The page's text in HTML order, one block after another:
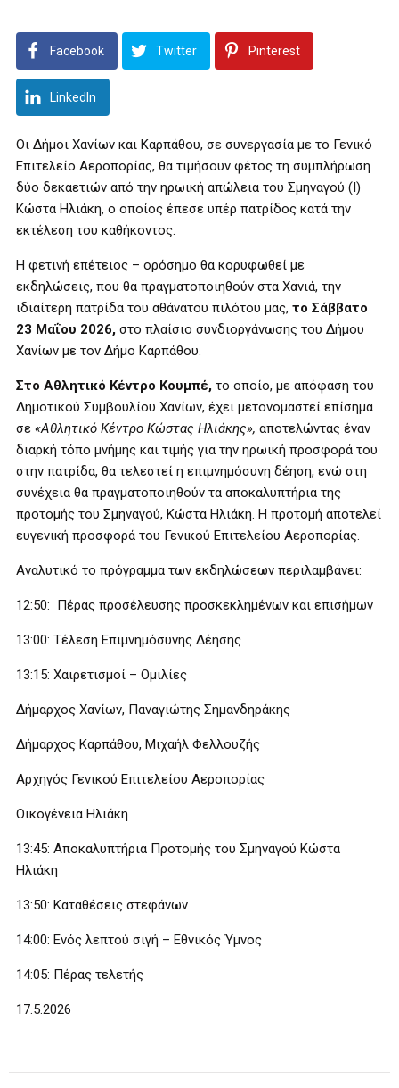
Facebook Twitter Pinterest
LinkedIn
Οι Δήμοι Χανίων και Καρπάθου, σε συνεργασία με το Γενικό
Επιτελείο Αεροπορίας, θα τιμήσουν φέτος τη συμπλήρωση
δύο δεκαετιών από την ηρωική απώλεια του Σμηναγού (Ι)
Κώστα Ηλιάκη, ο οποίος έπεσε υπέρ πατρίδος κατά την
εκτέλεση του καθήκοντος.
Η φετινή επέτειος – ορόσημο θα κορυφωθεί με
εκδηλώσεις, που θα πραγματοποιηθούν στα Χανιά, την
ιδιαίτερη πατρίδα του αθάνατου πιλότου μας, το Σάββατο
23 Μαΐου 2026, στο πλαίσιο συνδιοργάνωσης του Δήμου
Χανίων με τον Δήμο Καρπάθου.
Στο Αθλητικό Κέντρο Κουμπέ, το οποίο, με απόφαση του
Δημοτικού Συμβουλίου Χανίων, έχει μετονομαστεί επίσημα
σε «Αθλητικό Κέντρο Κώστας Ηλιάκης», αποτελώντας έναν
διαρκή τόπο μνήμης και τιμής για την ηρωική προσφορά του
στην πατρίδα, θα τελεστεί η επιμνημόσυνη δέηση, ενώ στη
συνέχεια θα πραγματοποιηθούν τα αποκαλυπτήρια της
προτομής του Σμηναγού, Κώστα Ηλιάκη. Η προτομή αποτελεί
ευγενική προσφορά του Γενικού Επιτελείου Αεροπορίας.
Αναλυτικό το πρόγραμμα των εκδηλώσεων περιλαμβάνει:
12:50: Πέρας προσέλευσης προσκεκλημένων και επισήμων
13:00: Τέλεση Επιμνημόσυνης Δέησης
13:15: Χαιρετισμοί – Ομιλίες
Δήμαρχος Χανίων, Παναγιώτης Σημανδηράκης
Δήμαρχος Καρπάθου, Μιχαήλ Φελλουζής
Αρχηγός Γενικού Επιτελείου Αεροπορίας
Οικογένεια Ηλιάκη
13:45: Αποκαλυπτήρια Προτομής του Σμηναγού Κώστα
Ηλιάκη
13:50: Καταθέσεις στεφάνων
14:00: Ενός λεπτού σιγή – Εθνικός Ύμνος
14:05: Πέρας τελετής
17.5.2026